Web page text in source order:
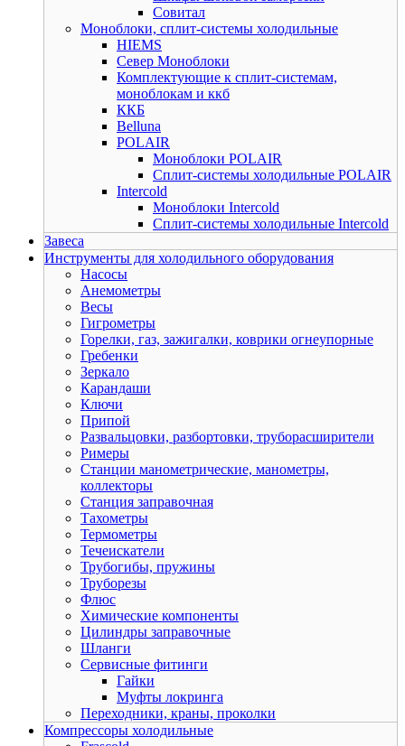
Совитал
Моноблоки, сплит-системы холодильные
HIEMS
Север Моноблоки
Комплектующие к сплит-системам,
моноблокам и ккб
ККБ
Belluna
POLAIR
Моноблоки POLAIR
Сплит-системы холодильные POLAIR
Intercold
Моноблоки Intercold
Сплит-системы холодильные Intercold
Завеса
Инструменты для холодильного оборудования
Насосы
Анемометры
Весы
Гигрометры
Горелки, газ, зажигалки, коврики огнеупорные
Гребенки
Зеркало
Карандаши
Ключи
Припой
Развальцовки, разбортовки, труборасширители
Римеры
Станции манометрические, манометры,
коллекторы
Станция заправочная
Тахометры
Термометры
Течеискатели
Трубогибы, пружины
Труборезы
Флюс
Химические компоненты
Цилиндры заправочные
Шланги
Сервисные фитинги
Гайки
Муфты локринга
Переходники, краны, проколки
Компрессоры холодильные